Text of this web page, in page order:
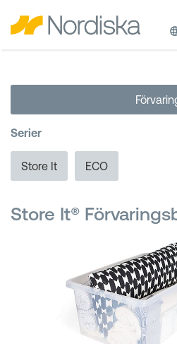
Laga & Förvara mat
Diska & Städa
Förvaring
Källsortering
Hinkar & Tunnor
Kundkorgar
Serier
Store It ECO
Store It®